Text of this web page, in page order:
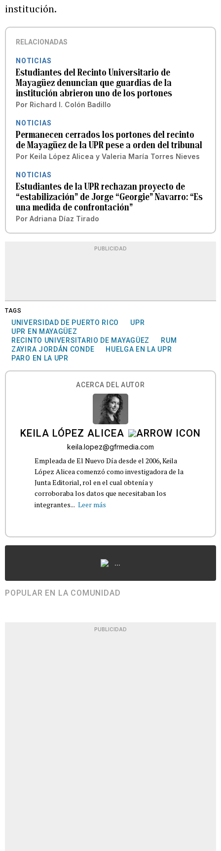
institución.
RELACIONADAS
NOTICIAS
Estudiantes del Recinto Universitario de
Mayagüez denuncian que guardias de la
institución abrieron uno de los portones
Por Richard I. Colón Badillo
NOTICIAS
Permanecen cerrados los portones del recinto
de Mayagüez de la UPR pese a orden del tribunal
Por Keila López Alicea y Valeria María Torres Nieves
NOTICIAS
Estudiantes de la UPR rechazan proyecto de
“estabilización” de Jorge “Georgie” Navarro: “Es
una medida de confrontación”
Por Adriana Díaz Tirado
PUBLICIDAD
TAGS
UNIVERSIDAD DE PUERTO RICO
UPR
UPR EN MAYAGÜEZ
RECINTO UNIVERSITARIO DE MAYAGÜEZ
RUM
ZAYIRA JORDÁN CONDE
HUELGA EN LA UPR
PARO EN LA UPR
ACERCA DEL AUTOR
KEILA LÓPEZ ALICEA
keila.lopez@gfrmedia.com
Empleada de El Nuevo Día desde el 2006, Keila
López Alicea comenzó como investigadora de la
Junta Editorial, rol en el cual obtenía y
corroboraba los datos que necesitaban los
integrantes... Leer más
...
POPULAR EN LA COMUNIDAD
PUBLICIDAD